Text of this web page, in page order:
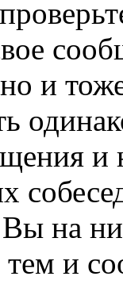
и
Вы на
и